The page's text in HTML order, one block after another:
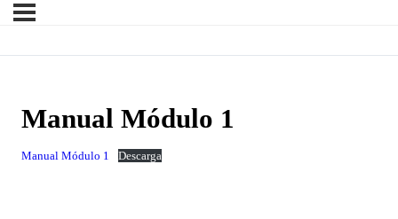
Manual Módulo 1
Manual Módulo 1 Descarga